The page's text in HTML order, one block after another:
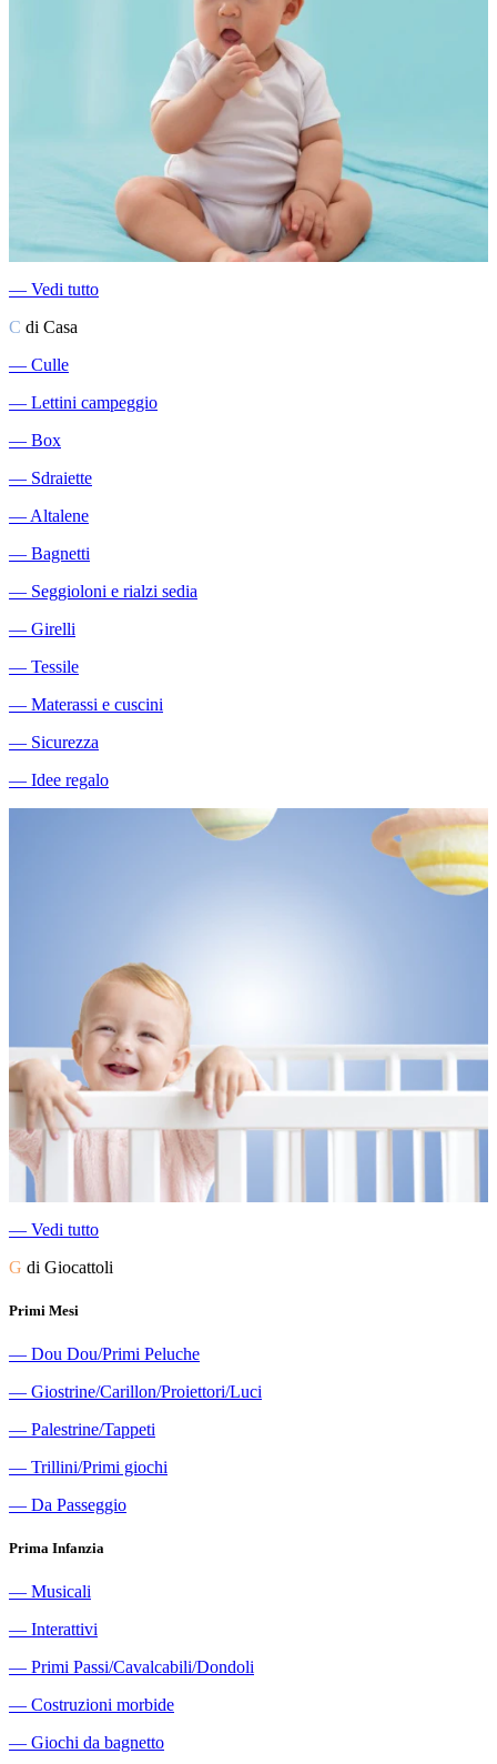
― Vedi tutto
C di Casa
― Culle
― Lettini campeggio
― Box
― Sdraiette
―Altalene
― Bagnetti
― Seggioloni e rialzi sedia
― Girelli
― Tessile
― Materassi e cuscini
― Sicurezza
― Idee regalo
― Vedi tutto
G di Giocattoli
Primi Mesi
― Dou Dou/Primi Peluche
― Giostrine/Carillon/Proiettori/Luci
― Palestrine/Tappeti
― Trillini/Primi giochi
― Da Passeggio
Prima Infanzia
― Musicali
― Interattivi
― Primi Passi/Cavalcabili/Dondoli
― Costruzioni morbide
― Giochi da bagnetto